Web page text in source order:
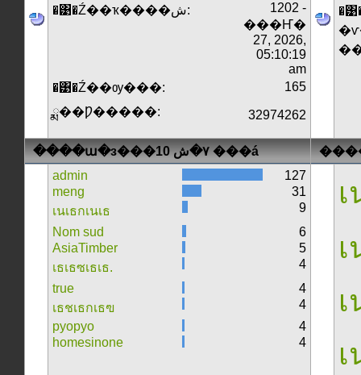
�͹�Ź��ҡ����ش:
1202 -
���Ҥ�
27, 2026,
05:10:19
am
�͹�Ź��ѹ���:
165
ྨ��Ƿ�����:
32974262
����ա�з���٧�ش 10 ���á
admin
127
meng
31
เนเธกเนเธ
9
Nom sud
6
AsiaTimber
5
เธเธซเธเธ.
4
true
4
เธชเธกเธฃ
4
pyopyo
4
homesinone
4
เ
เ
เ
เ